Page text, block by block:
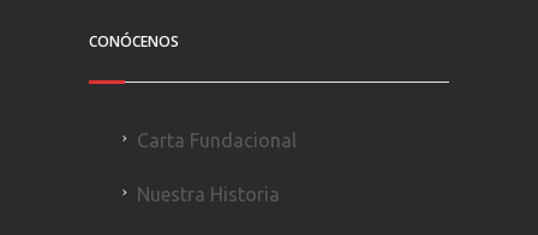
CONÓCENOS
Carta Fundacional
Nuestra Historia